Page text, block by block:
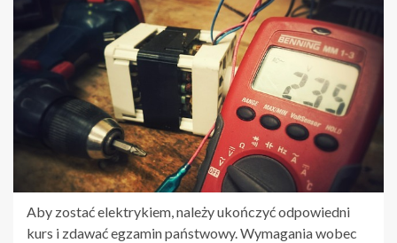
Aby zostać elektrykiem, należy ukończyć odpowiedni
kurs i zdawać egzamin państwowy. Wymagania wobec